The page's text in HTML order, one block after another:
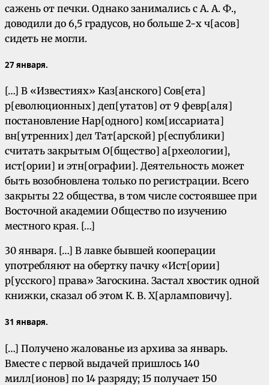
сажень от печки. Однако занимались с А. А. Ф.,
доводили до 6,5 градусов, но больше 2-х ч[асов]
сидеть не могли.
27 января.
[…] В «Известиях» Каз[анского] Сов[ета]
р[еволюционных] деп[утатов] от 9 февр[аля]
постановление Нар[одного] ком[иссариата]
вн[утренних] дел Тат[арской] р[еспублики]
считать закрытым О[бщество] а[рхеологии],
ист[ории] и этн[ографии]. Деятельность может
быть возобновлена только по регистрации. Всего
закрыты 22 общества, в том числе состоявшее при
Восточной академии Общество по изучению
местного края. […]
30 января. […] В лавке бывшей кооперации
употребляют на обертку пачку «Ист[ории]
р[усского] права» Загоскина. Застал хвостик одной
книжки, сказал об этом К. В. Х[арламповичу].
31 января.
[…] Получено жалованье из архива за январь.
Вместе с первой выдачей пришлось 140
милл[ионов] по 14 разряду; 15 получает 150